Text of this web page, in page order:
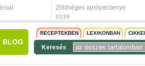
Zöldséges aprópecsenye
03:59
BLOG
RECEPTEKBEN LEXIKONBAN
Keresés